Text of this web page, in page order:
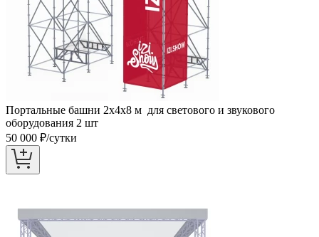
Портальные башни 2х4х8 м для светового и звукового
оборудования 2 шт
50 000 ₽/сутки